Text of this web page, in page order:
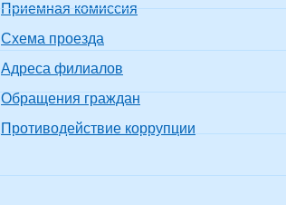
Приемная комиссия
Схема проезда
Адреса филиалов
Обращения граждан
Противодействие коррупции